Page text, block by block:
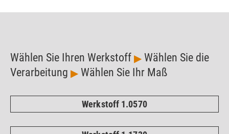
Wählen Sie Ihren Werkstoff ▶ Wählen Sie die
Verarbeitung ▶ Wählen Sie Ihr Maß
Werkstoff 1.0570